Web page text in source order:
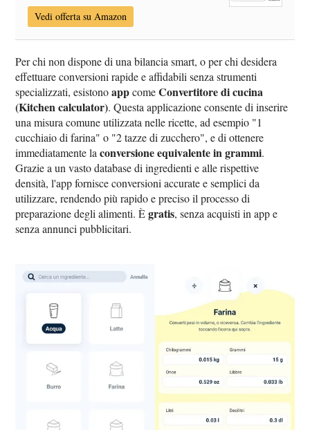
Vedi offerta su Amazon
Per chi non dispone di una bilancia smart, o per chi desidera
effettuare conversioni rapide e affidabili senza strumenti
specializzati, esistonoappcomeConvertitore di cucina
(Kitchen calculator). Questa applicazione consente di inserire
una misura comune utilizzata nelle ricette, ad esempio "1
cucchiaio di farina" o "2 tazze di zucchero", e di ottenere
immediatamente laconversione equivalente in grammi.
Grazie a un vasto database di ingredienti e alle rispettive
densità, l'app fornisce conversioni accurate e semplici da
utilizzare, rendendo più rapido e preciso il processo di
preparazione degli alimenti. Ègratis, senza acquisti in app e
senza annunci pubblicitari.